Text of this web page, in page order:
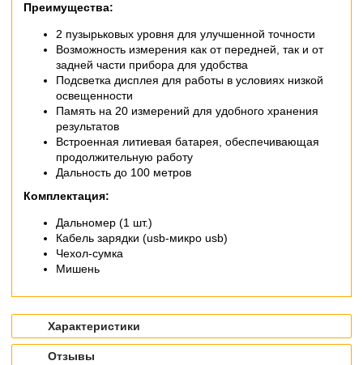
Преимущества:
2 пузырьковых уровня для улучшенной точности
Возможность измерения как от передней, так и от
задней части прибора для удобства
Подсветка дисплея для работы в условиях низкой
освещенности
Память на 20 измерений для удобного хранения
результатов
Встроенная литиевая батарея, обеспечивающая
продолжительную работу
Дальность до 100 метров
Комплектация:
Дальномер (1 шт.)
Кабель зарядки (usb-микро usb)
Чехол-сумка
Мишень
Характеристики
Отзывы